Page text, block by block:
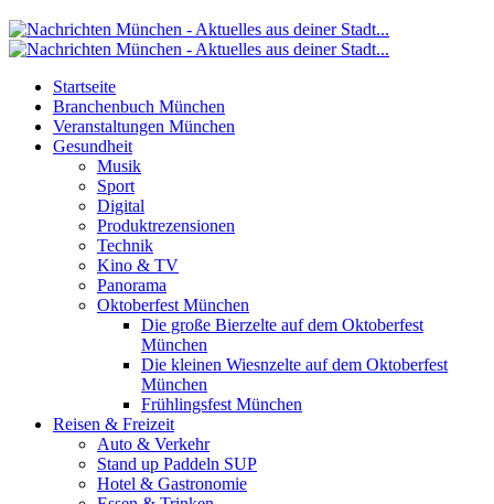
Startseite
Branchenbuch München
Veranstaltungen München
Gesundheit
Musik
Sport
Digital
Produktrezensionen
Technik
Kino & TV
Panorama
Oktoberfest München
Die große Bierzelte auf dem Oktoberfest
München
Die kleinen Wiesnzelte auf dem Oktoberfest
München
Frühlingsfest München
Reisen & Freizeit
Auto & Verkehr
Stand up Paddeln SUP
Hotel & Gastronomie